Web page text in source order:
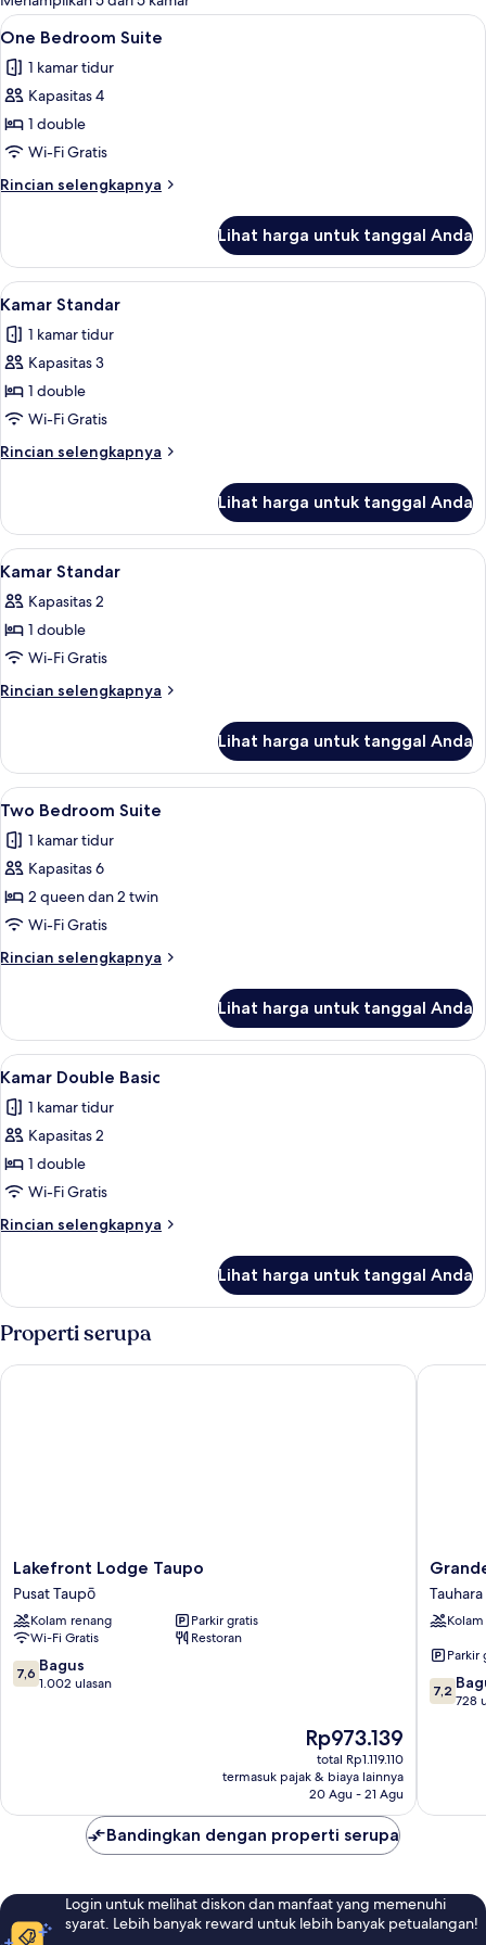
kamar
Lihat
semua
foto
untuk
One
Bedroom
Suite
One Bedroom Suite | Wi-Fi gratis
7
One Bedroom Suite
1 kamar tidur
Kapasitas 4
1 double
Wi-Fi Gratis
Rincian selengkapnya
Rincian
One
Bedroom
Suite
Lihat harga untuk tanggal Anda
Lihat
semua
foto
untuk
Kamar
Standar
Kamar Standar | Wi-Fi gratis dan
3
Kamar Standar
1 kamar tidur
Kapasitas 3
1 double
Wi-Fi Gratis
Rincian selengkapnya
Rincian
Kamar
Standar
Lihat harga untuk tanggal Anda
Lihat
semua
foto
untuk
Kamar
Standar
Kamar Standar | Wi-Fi gratis dan
4
Kamar Standar
Kapasitas 2
1 double
Wi-Fi Gratis
Rincian selengkapnya
Rincian
Kamar
Standar
Lihat harga untuk tanggal Anda
Lihat
semua
foto
untuk
Two
Bedroom
Suite
5
Two Bedroom Suite
1 kamar tidur
Kapasitas 6
2 queen dan 2 twin
Wi-Fi Gratis
Rincian selengkapnya
Rincian
Two
Bedroom
Suite
Lihat harga untuk tanggal Anda
Lihat
semua
foto
untuk
Kamar
Double
Basic
1
Kamar Double Basic
1 kamar tidur
Kapasitas 2
1 double
Wi-Fi Gratis
Rincian selengkapnya
Rincian
Kamar
Double
Basic
Lihat harga untuk tanggal Anda
Properti serupa
Lakefront
Lodge
Taupo
Pusat
Taupō
Lakefront Lodge Taupo
Pusat Taupō
Kolam renang
Parkir gratis
Wi-Fi Gratis
Restoran
7.6
dari
7,6 Bagus
1.002 ulasan
Harga
sekarang
Rp973.139
Rp973.139
total Rp1.119.110
termasuk pajak & biaya lainnya
20 Agu - 21 Agu
Lakefront Lodge Taupo
Thermal
Spa
Resort
Tauhara
Parkir
7.2
dari
7,2
728
Bandingkan dengan properti serupa
Login untuk melihat diskon dan manfaat yang memenuhi
syarat. Lebih banyak reward untuk lebih banyak petualangan!